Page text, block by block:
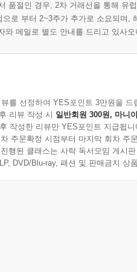
품절인 경우, 2차 거래선을 통해 유
으로 부터 2~3주가 추가로 소요되며,
와 메일로 별도 안내를 드리고 있사
를 선정하여 YES포인트 3만원을 드
리뷰 작성 시 일반회원 300원, 마니
작성한 리뷰만 YES포인트 지급됩니
주문확정 시점부터 마지막 회차 주
행된 클래스는 사락 독서모임 게시
DVD/Blu-ray, 패션 및 판매금지 상